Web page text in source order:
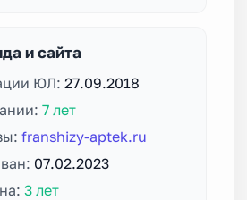
и сайта
ЮЛ: 27.09.2018
7 лет
franshizy-aptek.ru
07.02.2023
3 лет